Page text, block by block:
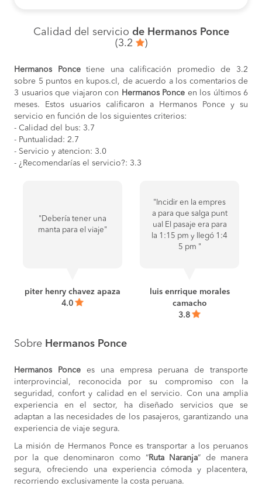
Calidad del servicio de Hermanos Ponce
(3.2
)
Hermanos Poncetiene una calificación promedio de 3.2
sobre 5 puntos en kupos.cl, de acuerdo a los comentarios de
3 usuarios que viajaron con
Hermanos Ponce en los últimos 6
meses. Estos usuarios calificaron a Hermanos Ponce y su
servicio en función de los siguientes criterios:
- Calidad del bus: 3.7
- Puntualidad: 2.7
- Servicio y atencion: 3.0
- ¿Recomendarías el servicio?: 3.3
"Debería tener una
manta para el viaje"
piter henry chavez apaza
4.0
"Incidir en la empres
a para que salga punt
ual El pasaje era para
la 1:15 pm y llegó 1:4
5 pm "
luis enrrique morales
camacho
3.8
Sobre Hermanos Ponce
Hermanos Ponce es una empresa peruana de transporte
interprovincial, reconocida por su compromiso con la
seguridad, confort y calidad en el servicio. Con una amplia
experiencia en el sector, ha diseñado servicios que se
adaptan a las necesidades de los pasajeros, garantizando una
experiencia de viaje segura.
La misión de Hermanos Ponce es transportar a los peruanos
por la que denominaron como “Ruta Naranja” de manera
segura, ofreciendo una experiencia cómoda y placentera,
recorriendo exclusivamente la costa peruana.